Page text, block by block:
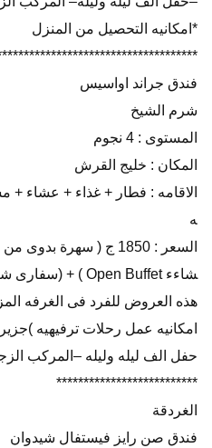
*امكانيه التحصيل من المنزل
فندق جراند اواسيس
شرم الشيخ
المستوى : 4 نجوم
المكان : خليج القرش
الاقامه : فطار + غذاء + عشاء
ه
شاءء Open Buffet ) + (سفارى شروق او غروب حسب الرغبة )
هذه العروض للفرد فى الغرفه المزدوجه
امكانيه عمل رحلات ترفيهيه
حفل الف ليله وليله –المركب
**************************
الغردقة
فندق صن رايز فيستفال شيدوان